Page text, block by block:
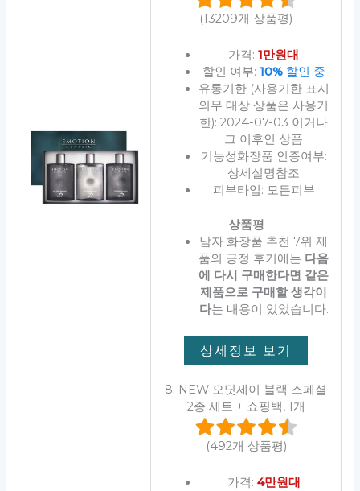
(13209개 상품평)
가격:1만원대
할인 여부: 10%할인 중
유통기한 (사용기한 표시
의무 대상 상품은 사용기
한): 2024-07-03 이거나
그 이후인 상품
기능성화장품 인증여부:
상세설명참조
피부타입: 모든피부
상품평
남자 화장품 추천 7위 제
품의 긍정 후기에는 다음
에 다시 구매한다면 같은
제품으로 구매할 생각이
다는 내용이 있었습니다.
상세정보 보기
8. NEW 오딧세이 블랙 스페셜
2종 세트 + 쇼핑백, 1개
(492개 상품평)
가격: 4만원대